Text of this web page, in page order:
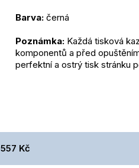
Barva: černá
Poznámka: Každá tisková
komponentů a před
perfektní a ostrý tisk stránku
557 Kč